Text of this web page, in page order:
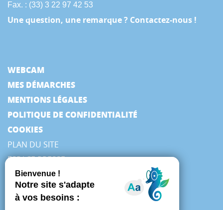
Fax. : (33) 3 22 97 42 53
Une question, une remarque ? Contactez-nous !
WEBCAM
MES DÉMARCHES
MENTIONS LÉGALES
POLITIQUE DE CONFIDENTIALITÉ
COOKIES
PLAN DU SITE
ESPACE PRESSE